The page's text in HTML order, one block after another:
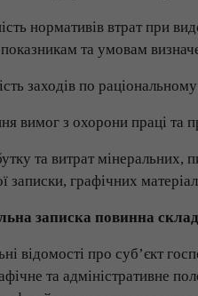
нормативів втрат при
та умовам
заходів по
вимог з охорони праці та
та витрат мінеральних,
графічних
записка повинна
відомості про суб’єкт
та адміністративне